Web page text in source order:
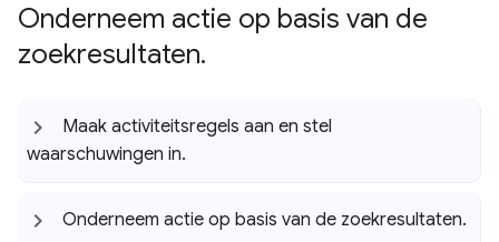
Onderneem actie op basis van de
zoekresultaten.
Maak activiteitsregels aan en stel
waarschuwingen in.
Onderneem actie op basis van de zoekresultaten.